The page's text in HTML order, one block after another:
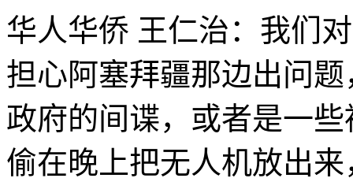
华人华侨 王仁治：我们
担心阿塞拜疆那边出问
政府的间谍，或者是一
偷在晚上把无人机放出